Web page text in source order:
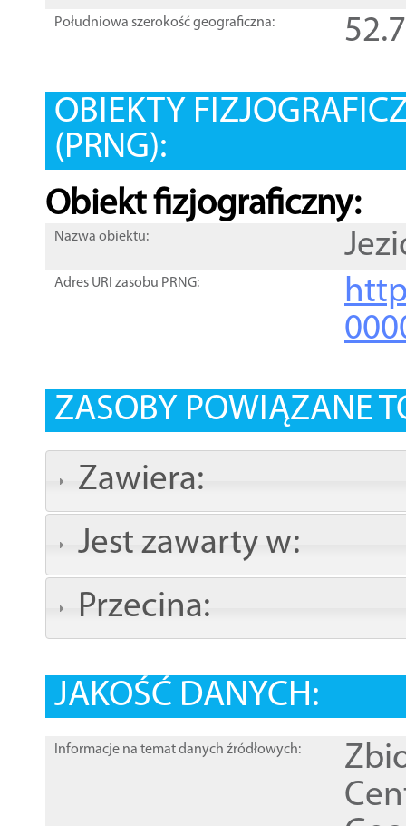
Południowa szerokość geograficzna:
OBIEKTY
(PRNG):
Obiekt fizjograficzny:
Nazwa obiektu:
Adres URI zasobu PRNG:
ZASOBY POWIĄZANE
Zawiera:
Jest zawarty w:
Przecina:
JAKOŚĆ DANYCH:
Informacje na temat danych źródłowych: